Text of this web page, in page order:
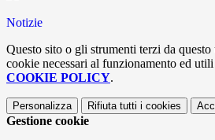
Notizie
Questo sito o gli strumenti terzi da
cookie necessari al funzionamento ed
COOKIE POLICY.
Personalizza Rifiuta tutti i cookies
Gestione cookie